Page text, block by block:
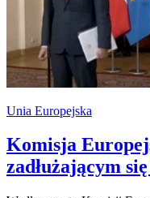
Unia Europejska
Komisja
zadłużającym